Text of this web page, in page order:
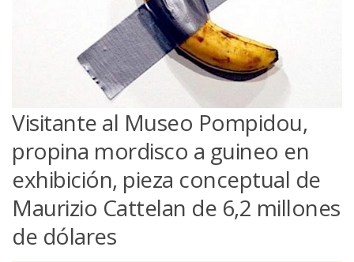
Visitante al Museo Pompidou,
propina mordisco a guineo en
exhibición, pieza conceptual de
Maurizio Cattelan de 6,2 millones
de dólares